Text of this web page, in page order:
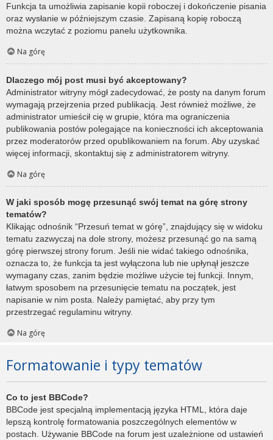
Funkcja ta umożliwia zapisanie kopii roboczej i dokończenie pisania
oraz wysłanie w późniejszym czasie. Zapisaną kopię roboczą
można wczytać z poziomu panelu użytkownika.
Na górę
Dlaczego mój post musi być akceptowany?
Administrator witryny mógł zadecydować, że posty na danym forum
wymagają przejrzenia przed publikacją. Jest również możliwe, że
administrator umieścił cię w grupie, która ma ograniczenia
publikowania postów polegające na konieczności ich akceptowania
przez moderatorów przed opublikowaniem na forum. Aby uzyskać
więcej informacji, skontaktuj się z administratorem witryny.
Na górę
W jaki sposób mogę przesunąć swój temat na górę strony
tematów?
Klikając odnośnik “Przesuń temat w górę”, znajdujący się w widoku
tematu zazwyczaj na dole strony, możesz przesunąć go na samą
górę pierwszej strony forum. Jeśli nie widać takiego odnośnika,
oznacza to, że funkcja ta jest wyłączona lub nie upłynął jeszcze
wymagany czas, zanim będzie możliwe użycie tej funkcji. Innym,
łatwym sposobem na przesunięcie tematu na początek, jest
napisanie w nim posta. Należy pamiętać, aby przy tym
przestrzegać regulaminu witryny.
Na górę
Formatowanie i typy tematów
Co to jest BBCode?
BBCode jest specjalną implementacją języka HTML, która daje
lepszą kontrolę formatowania poszczególnych elementów w
postach. Używanie BBCode na forum jest uzależnione od ustawień